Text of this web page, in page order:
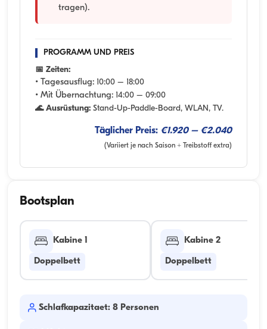
tragen).
PROGRAMM UND PREIS
📅 Zeiten:
• Tagesausflug: 10:00 – 18:00
• Mit Übernachtung: 14:00 – 09:00
🌊 Ausrüstung: Stand-Up-Paddle-Board, WLAN, TV.
Täglicher Preis: €1.920 – €2.040
(Variiert je nach Saison + Treibstoff extra)
Bootsplan
Kabine 1
Doppelbett
Kabine 2
Doppelbett
Schlafkapazitaet: 8 Personen